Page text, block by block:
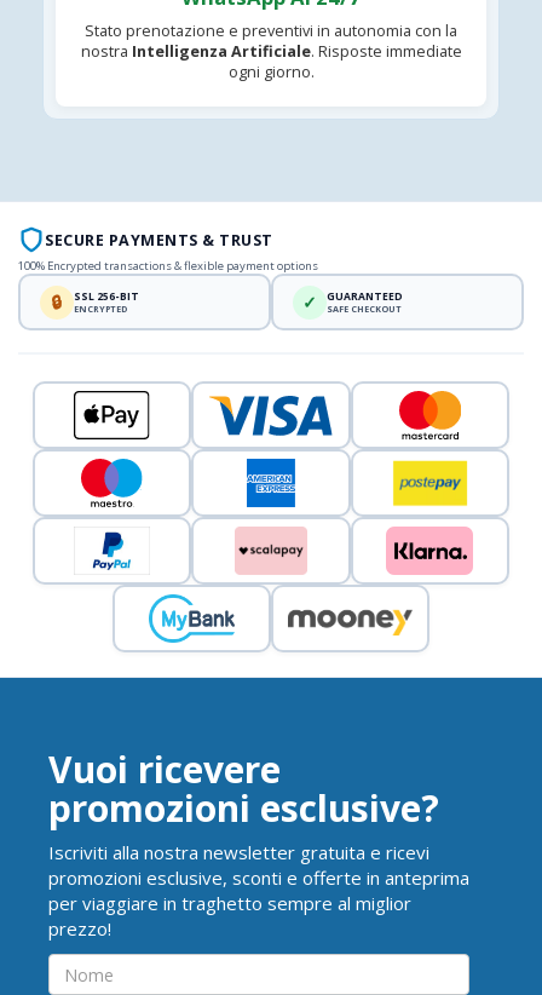
Stato prenotazione e preventivi in autonomia con la
nostra Intelligenza Artificiale. Risposte immediate
ogni giorno.
SECURE PAYMENTS & TRUST
100% Encrypted transactions & flexible payment options
🔒 SSL 256-BIT
ENCRYPTED ✓ GUARANTEED
SAFE CHECKOUT
Vuoi ricevere
promozioni esclusive?
Iscriviti alla nostra newsletter gratuita e ricevi
promozioni esclusive, sconti e offerte in anteprima
per viaggiare in traghetto sempre al miglior
prezzo!